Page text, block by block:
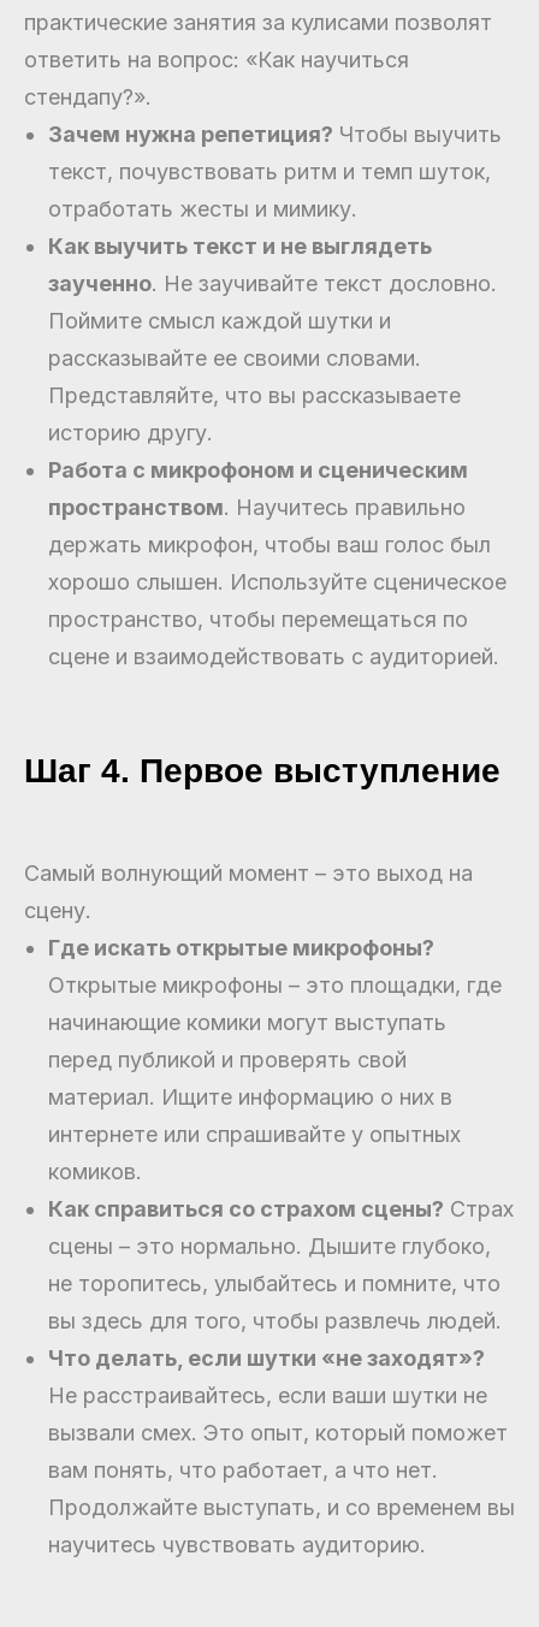
практические занятия за кулисами позволят
ответить на вопрос: «Как научиться
стендапу?».
Зачем нужна репетиция? Чтобы выучить
текст, почувствовать ритм и темп шуток,
отработать жесты и мимику.
Как выучить текст и не выглядеть
заученно. Не заучивайте текст дословно.
Поймите смысл каждой шутки и
рассказывайте ее своими словами.
Представляйте, что вы рассказываете
историю другу.
Работа с микрофоном и сценическим
пространством. Научитесь правильно
держать микрофон, чтобы ваш голос был
хорошо слышен. Используйте сценическое
пространство, чтобы перемещаться по
сцене и взаимодействовать с аудиторией.
Шаг 4. Первое выступление
Самый волнующий момент – это выход на
сцену.
Где искать открытые микрофоны?
Открытые микрофоны – это площадки, где
начинающие комики могут выступать
перед публикой и проверять свой
материал. Ищите информацию о них в
интернете или спрашивайте у опытных
комиков.
Как справиться со страхом сцены? Страх
сцены – это нормально. Дышите глубоко,
не торопитесь, улыбайтесь и помните, что
вы здесь для того, чтобы развлечь людей.
Что делать, если шутки «не заходят»?
Не расстраивайтесь, если ваши шутки не
вызвали смех. Это опыт, который поможет
вам понять, что работает, а что нет.
Продолжайте выступать, и со временем вы
научитесь чувствовать аудиторию.